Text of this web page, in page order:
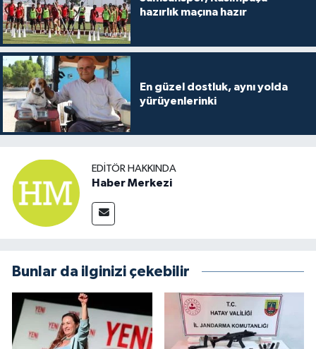
hazırlık maçına hazır
En güzel dostluk, aynı yolda
yürüyenlerinki
EDITÖR HAKKINDA
Haber Merkezi
Bunlar da ilginizi çekebilir